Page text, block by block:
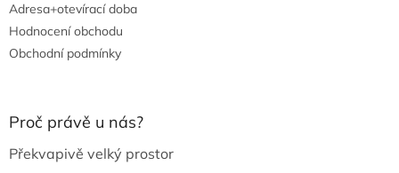
Adresa+otevírací doba
Hodnocení obchodu
Obchodní podmínky
Proč právě u nás?
Překvapivě velký prostor